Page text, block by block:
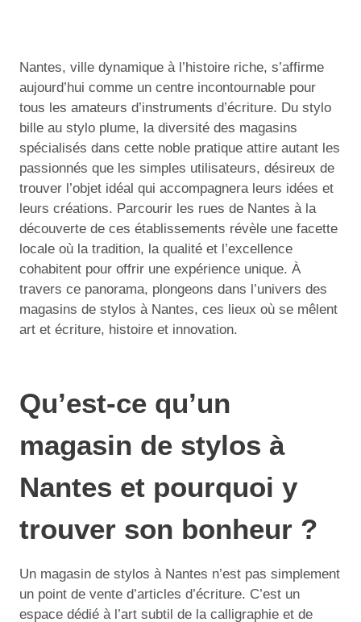
Nantes, ville dynamique à l’histoire riche, s’affirme
aujourd’hui comme un centre incontournable pour
tous les amateurs d’instruments d’écriture. Du stylo
bille au stylo plume, la diversité des magasins
spécialisés dans cette noble pratique attire autant les
passionnés que les simples utilisateurs, désireux de
trouver l’objet idéal qui accompagnera leurs idées et
leurs créations. Parcourir les rues de Nantes à la
découverte de ces établissements révèle une facette
locale où la tradition, la qualité et l’excellence
cohabitent pour offrir une expérience unique. À
travers ce panorama, plongeons dans l’univers des
magasins de stylos à Nantes, ces lieux où se mêlent
art et écriture, histoire et innovation.
Qu’est-ce qu’un
magasin de stylos à
Nantes et pourquoi y
trouver son bonheur ?
Un magasin de stylos à Nantes n’est pas simplement
un point de vente d’articles d’écriture. C’est un
espace dédié à l’art subtil de la calligraphie et de